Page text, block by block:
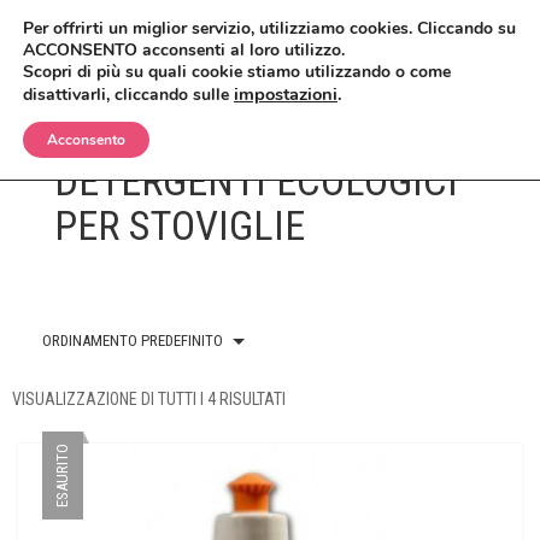
BIMBI
OLII E CREME
SPAZZOLE E SPUGNE
CORPO
BAGNO E DOCCIA
CREME, LOZIONI E GEL
DEODORANTI
INTIMO
ANTIETÀ
DETERGENTI, TONICI E MASCHERE
CREME E SIERI
IGIENE ORALE
MAKEUP
CIPRIE, BLUSH, BRONZER
CORRETTORI
FONDOTINTA
CAPELLI
BALSAMI
ERBE COSMETICHE
UOMO
DOCCIA E SHAMPO
CASA
DETERGENTI ECOLOGICI
PER STOVIGLIE
ORDINAMENTO PREDEFINITO
VISUALIZZAZIONE DI TUTTI I 4 RISULTATI
ESAURITO
Per offrirti un miglior servizio, utilizziamo cookies. Cliccando su
ACCONSENTO acconsenti al loro utilizzo.
Scopri di più su quali cookie stiamo utilizzando o come
disattivarli, cliccando sulle impostazioni.
Acconsento